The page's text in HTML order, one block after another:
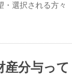
・選択される方々
産分与って